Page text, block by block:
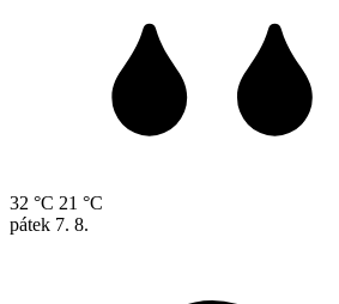
32 °C 21 °C
pátek 7. 8.